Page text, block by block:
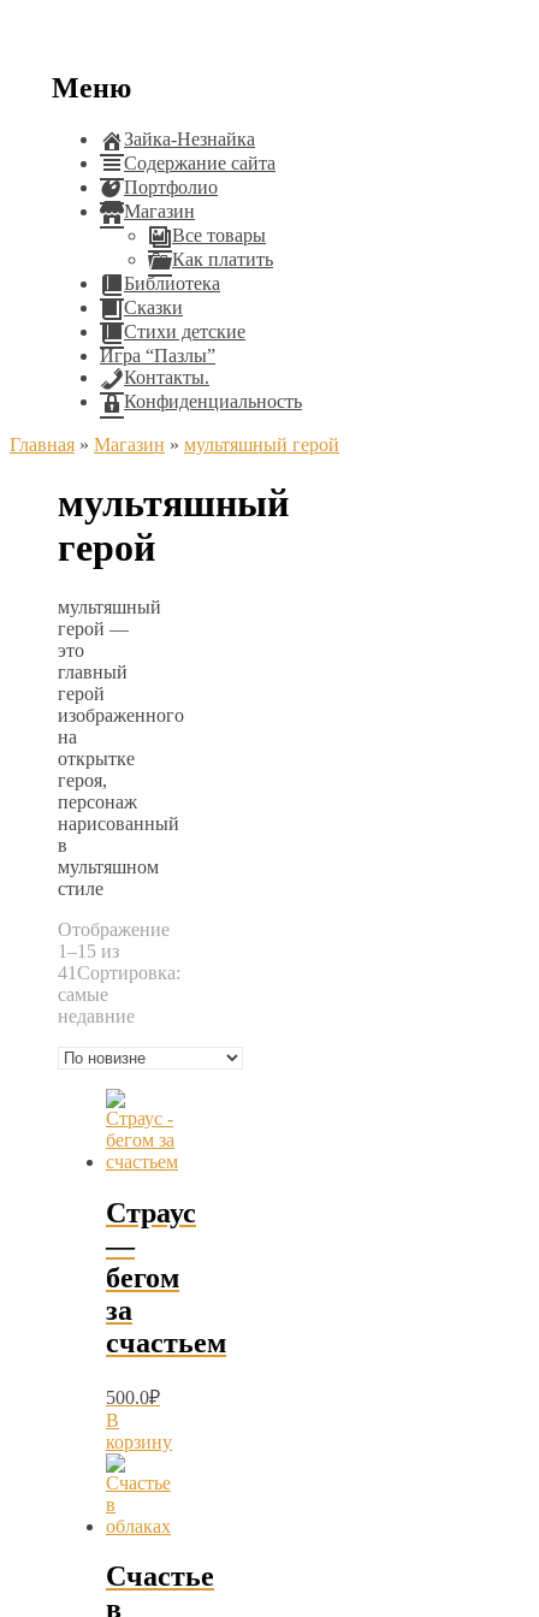
Меню
Зайка-Незнайка
Содержание сайта
Портфолио
Магазин
Все товары
Как платить
Библиотека
Сказки
Стихи детские
Игра “Пазлы”
Контакты.
Конфиденциальность
Главная » Магазин » мультяшный герой
мультяшный
герой
мультяшный
герой —
это
главный
герой
изображенного
на
открытке
героя,
персонаж
нарисованный
в
мультяшном
стиле
Отображение
1–15 из
41Сортировка:
самые
недавние
Страус
—
бегом
за
счастьем
500.0₽
В
корзину
Счастье
в